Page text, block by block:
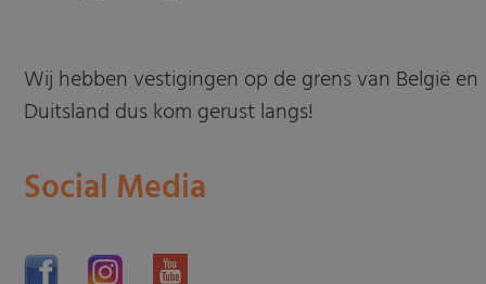
Wij hebben vestigingen op de grens van België en
Duitsland dus kom gerust langs!
Social Media